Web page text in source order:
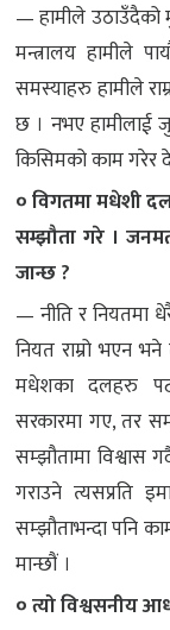
— हामीले उठाउँदैको
मन्त्रालय हामीले
समस्याहरु हामीले
छ । नभए हामीलाई
किसिमको काम गरेर
० विगतमा मधेशी
सम्झौता गरे ।
जान्छ ?
— नीति र नियतमा
नियत राम्रो भएन भने
मधेशका दलहरु
सरकारमा गए, तर
सम्झौतामा विश्वास
गराउने त्यसप्रति
सम्झौताभन्दा पनि
मान्छौं ।
० त्यो विश्वसनीय